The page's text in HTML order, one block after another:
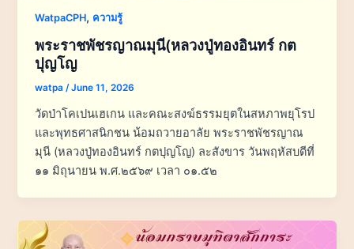
WatpaCPH, ความรู้
พระราชพัชรญาณมุนี(หลวงปู่ทองอินทร์ กต
ปุญโญ
watpa/June 11, 2026
วัดป่าโคเปนเฮเกน และคณะสงฆ์ธรรมยุตในสหภาพยุโรป
และพุทธศาสนิกชน น้อมถวายอาลัย พระราชพัชรญาณ
มุนี (หลวงปู่ทองอินทร์ กตปุญโญ) ละสังขาร วันพฤหัสบดีที่
๑๑ มิถุนายน พ.ศ.๒๕๖๙ เวลา ๐๑.๕๒